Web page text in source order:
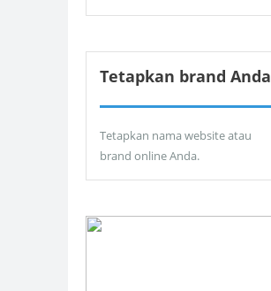
Tetapkan brand Anda
Tetapkan nama website atau
brand online Anda.